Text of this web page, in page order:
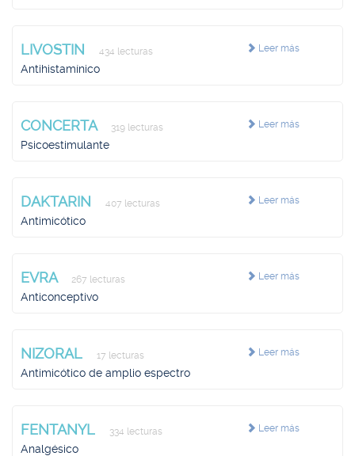
Leer más
LIVOSTIN 434 lecturas
Antihistamínico
Leer más
CONCERTA 319 lecturas
Psicoestimulante
Leer más
DAKTARIN 407 lecturas
Antimicótico
Leer más
EVRA 267 lecturas
Anticonceptivo
Leer más
NIZORAL 17 lecturas
Antimicótico de amplio espectro
Leer más
FENTANYL 334 lecturas
Analgésico